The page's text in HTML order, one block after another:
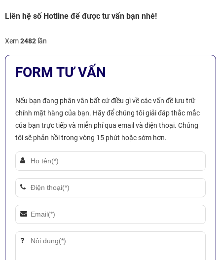
Liên hệ số Hotline để được tư vấn bạn nhé!
Xem2482 lần
FORM TƯ VẤN
Nếu bạn đang phân vân bất cứ điều gì về các vấn đề lưu trữ
chính mặt hàng của bạn. Hãy để chúng tôi giải đáp thắc mắc
của bạn trực tiếp và miễn phí qua email và điện thoại. Chúng
tôi sẽ phản hồi trong vòng 15 phút hoặc sớm hơn.